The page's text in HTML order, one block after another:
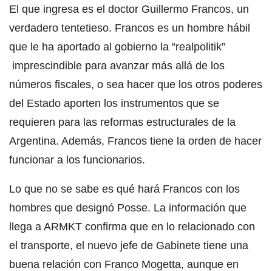
El que ingresa es el doctor Guillermo Francos, un
verdadero tentetieso. Francos es un hombre hábil
que le ha aportado al gobierno la “realpolitik”
imprescindible para avanzar más allá de los
números fiscales, o sea hacer que los otros poderes
del Estado aporten los instrumentos que se
requieren para las reformas estructurales de la
Argentina. Además, Francos tiene la orden de hacer
funcionar a los funcionarios.
Lo que no se sabe es qué hará Francos con los
hombres que designó Posse. La información que
llega a ARMKT confirma que en lo relacionado con
el transporte, el nuevo jefe de Gabinete tiene una
buena relación con Franco Mogetta, aunque en